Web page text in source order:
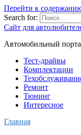
Перейти к
Search for:
Сайт для
Автомобильный
Тест-драйвы
Комплектации
Ремонт
Тюнинг
Интересное
Главная